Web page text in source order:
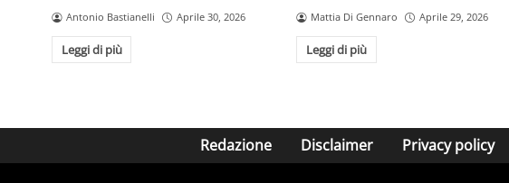
Antonio Bastianelli Aprile 30, 2026
Leggi di più
Mattia Di Gennaro Aprile 29, 2026
Leggi di più
Redazione Disclaimer Privacy policy